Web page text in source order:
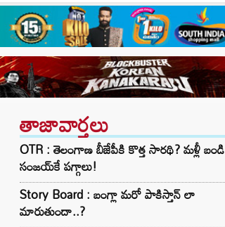
తాజావార్తలు
OTR : తెలంగాణ బీజేపీకి కొత్త సారథి? మళ్లీ బండి
సంజయ్‌కే పగ్గాలు!
Story Board : బంగ్లా మరో పాకిస్తాన్ లా
మారుతుందా..?